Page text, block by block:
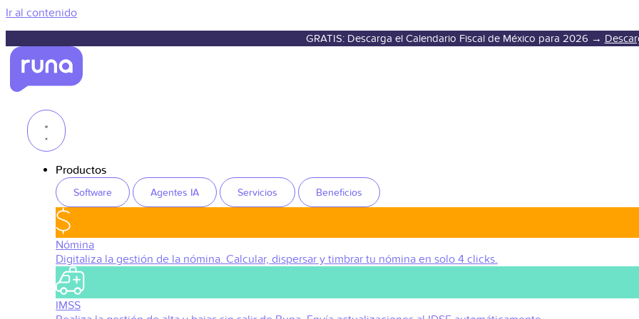
Ir al contenido
GRATIS: Descarga el Calendario Fiscal de México para 2026 →
Productos
Software Agentes IA Servicios Beneficios
Nómina
Digitaliza la gestión de la nómina. Calcular, dispersar y timbrar tu nómina en solo 4 clicks.
IMSS